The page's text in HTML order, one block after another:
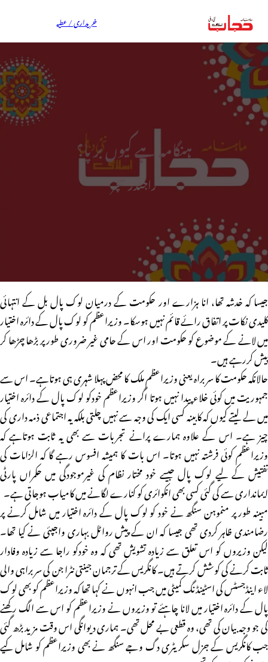
خریداری / عطیہ
ہنگامہ ہے کیوں بر پا؟
راجندر سچر
جیسا کہ خدشہ تھا، انا ہزارے اور حکومت کے درمیان لوک پال بل کے انتہائی
کلیدی نکات پر اتفاق رائے قائم نہیں ہوسکا۔ وزیراعظم کو لوک پال کے دائرہ اختیار
میں لانے کے موضوع کو حکومت اور اس کے حامی غیر ضروری طور پر بڑھا چڑھا کر
پیش کررہے ہیں۔
حالانکہ حکومت کا سر براہ یعنی وزیراعظم ملک کا محض پہلا شہری ہی ہوتاہے۔ اس سے
جمہوریت میں کوئی خلاء پیدا نہیں ہوتا اگر وزیراعظم خودکو لوک پال کے دائرہ اختیار
میں لے لیتے کیوں کہ کابینہ کسی ایک کی وجہ سے نہیں چلتی بلکہ یہ اجتماعی ذمہ داری کی
چیز ہے۔ اس کے علاوہ ہمارے پرانے تجربات سے بھی یہ ثابت ہوتاہے کہ
وزیراعظم کوئی فرشتہ نہیں ہوتا۔ اس بات کا ہمیشہ افسوس رہے گا کہ الزامات کی
تفتیش کے لیے لوک پال جیسے خود مختار نظام کی غیرموجودگی میں حکمراں پارٹی
ایمانداری سے کی گئی کسی بھی انکوائری کو کنارے لگانے میں کامیاب ہوجاتی ہے۔
مبینہ طور پر منموہن سنگھ نے خود کو لوک پال کے دائرہ اختیار میں شامل کرنے پر
رضامندی ظاہر کردی تھی جیسا کہ ان کے پیش رواٹل بہاری واجپئی نے کیا تھا۔
لیکن وزیروں کو اس تعلق سے زیادہ تشویش تھی کہ وہ خودکو راجا سے زیادہ وفادار
ثابت کرنے کی کوشش کرتے ہیں۔ کانگریس کے ترجمان جینتی نٹرا جن کی سر براہی والی
لاء اینڈجسٹس کی اسٹینڈنگ کمیٹی میں جب انہوں نے کہا تھا کہ وزیراعظم کو بھی لوک
پال کے دائرہ اختیار میں لانا چاہئے تو وزیروں نے وزیراعظم کو اس سے الگ رکھنے
کی جو وجہ بیان کی تھی، وہ قطعی بے محل تھی۔ ہماری دیوانگی اس وقت مزید بڑھ گئی
جب کانگریس کے جزل سکریٹری دگ وجے سنگھ نے بھی وزیراعظم کو شامل کیے